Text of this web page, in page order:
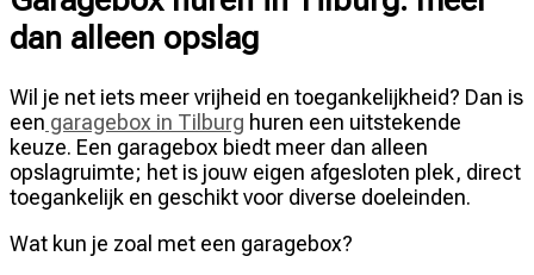
dan alleen opslag
Wil je net iets meer vrijheid en toegankelijkheid? Dan is
een garagebox in Tilburg huren een uitstekende
keuze. Een garagebox biedt meer dan alleen
opslagruimte; het is jouw eigen afgesloten plek, direct
toegankelijk en geschikt voor diverse doeleinden.
Wat kun je zoal met een garagebox?